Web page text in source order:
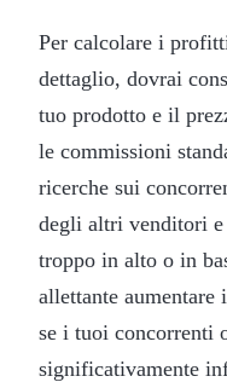
Per calcolare i
dettaglio, dovrai
tuo prodotto e il
le commissioni
ricerche sui
degli altri venditori e
troppo in alto o in
allettante
se i tuoi concorrenti
significativamente